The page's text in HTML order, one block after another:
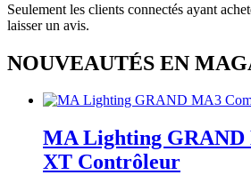
Seulement les clients connectés ayant
laisser un avis.
NOUVEAUTÉS EN
MA Lighting GRAND
XT Contrôleur